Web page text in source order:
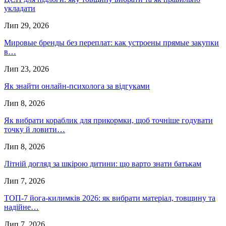
укладати
Лип 29, 2026
Мировые бренды без переплат: как устроены прямые закупки
в…
Лип 23, 2026
Як знайти онлайн-психолога за відгуками
Лип 8, 2026
Як вибрати кораблик для прикормки, щоб точніше годувати
точку й ловити…
Лип 8, 2026
Літній догляд за шкірою дитини: що варто знати батькам
Лип 7, 2026
ТОП-7 йога-килимків 2026: як вибрати матеріал, товщину та
надійне…
Лип 7, 2026